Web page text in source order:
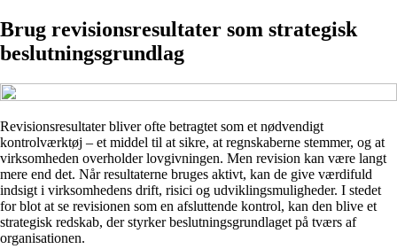
Brug revisionsresultater som strategisk
beslutningsgrundlag
Revisionsresultater bliver ofte betragtet som et nødvendigt
kontrolværktøj – et middel til at sikre, at regnskaberne stemmer, og at
virksomheden overholder lovgivningen. Men revision kan være langt
mere end det. Når resultaterne bruges aktivt, kan de give værdifuld
indsigt i virksomhedens drift, risici og udviklingsmuligheder. I stedet
for blot at se revisionen som en afsluttende kontrol, kan den blive et
strategisk redskab, der styrker beslutningsgrundlaget på tværs af
organisationen.